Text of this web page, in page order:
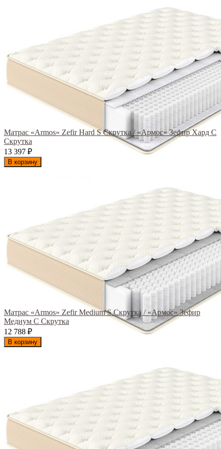
Матрас «Armos» Zefir Hard S Скрутка / «Армос» Зефир Хард С
Скрутка
13 397 ₽
В корзину
Матрас «Armos» Zefir Medium S Скрутка / «Армос» Зефир
Медиум С Скрутка
12 788 ₽
В корзину